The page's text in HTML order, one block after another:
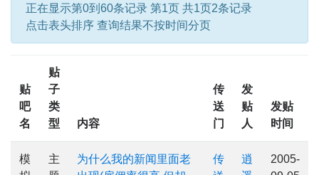
正在显示第0到60条记录 第1页 共1页2条记录
点击表头排序 查询结果不按时间分页
贴
吧
名
贴
子
类
型
内容
传
送
门
发
贴
人
发贴
时间
模
主
为什么我的新闻里面老
传
逍
2005-